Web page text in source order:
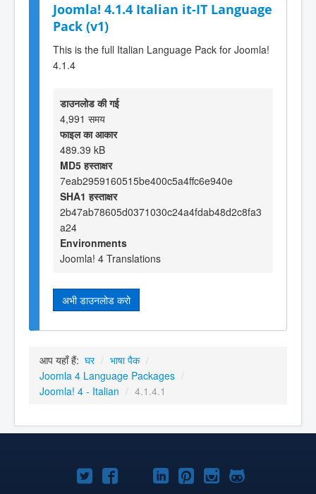
Joomla! 4.1.4 Italian it-IT Language
Pack (v1)
This is the full Italian Language Pack for Joomla!
4.1.4
डाउनलोड की गई
4,991 समय
फाइल का आकार
489.39 kB
MD5 हस्ताक्षर
7eab2959160515be400c5a4ffc6e940e
SHA1 हस्ताक्षर
2b47ab78605d0371030c24a4fdab48d2c8fa3
a24
Environments
Joomla! 4 Translations
अभी डाउनलोड करो
आप यहाँ हैं: घर / भाषा पैक /
Joomla 4 Language Packages /
Joomla! 4 - Italian / 4.1.4.1
Joomla!Joomla!Joomla!
Joomla!Joomla!
Joomla!Joomla!